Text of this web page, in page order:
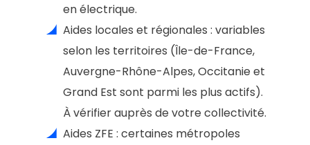
en électrique.
Aides locales et régionales : variables
selon les territoires (Île-de-France,
Auvergne-Rhône-Alpes, Occitanie et
Grand Est sont parmi les plus actifs).
À vérifier auprès de votre collectivité.
Aides ZFE : certaines métropoles